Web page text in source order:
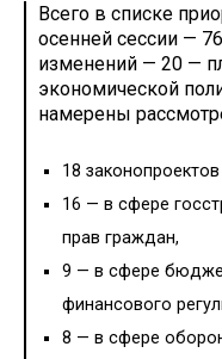
Всего в списке
осенней сессии —
изменений — 20 —
экономической
намерены
18
16 — в сфере
прав граждан,
9 — в сфере
финансового
8 — в сфере